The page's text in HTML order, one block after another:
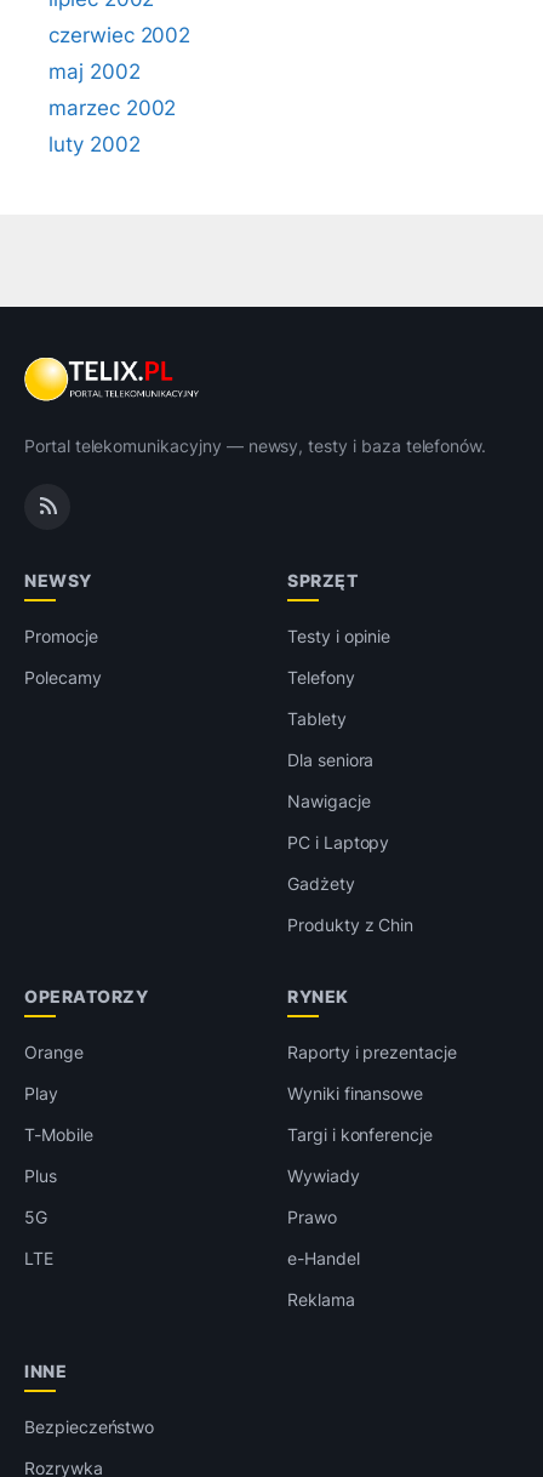
czerwiec 2002
maj 2002
marzec 2002
luty 2002
Portal telekomunikacyjny — newsy, testy i baza telefonów.
NEWSY
Promocje
Polecamy
SPRZĘT
Testy i opinie
Telefony
Tablety
Dla seniora
Nawigacje
PC i Laptopy
Gadżety
Produkty z Chin
OPERATORZY
Orange
Play
T-Mobile
Plus
5G
LTE
RYNEK
Raporty i prezentacje
Wyniki finansowe
Targi i konferencje
Wywiady
Prawo
e-Handel
Reklama
INNE
Bezpieczeństwo
Rozrywka